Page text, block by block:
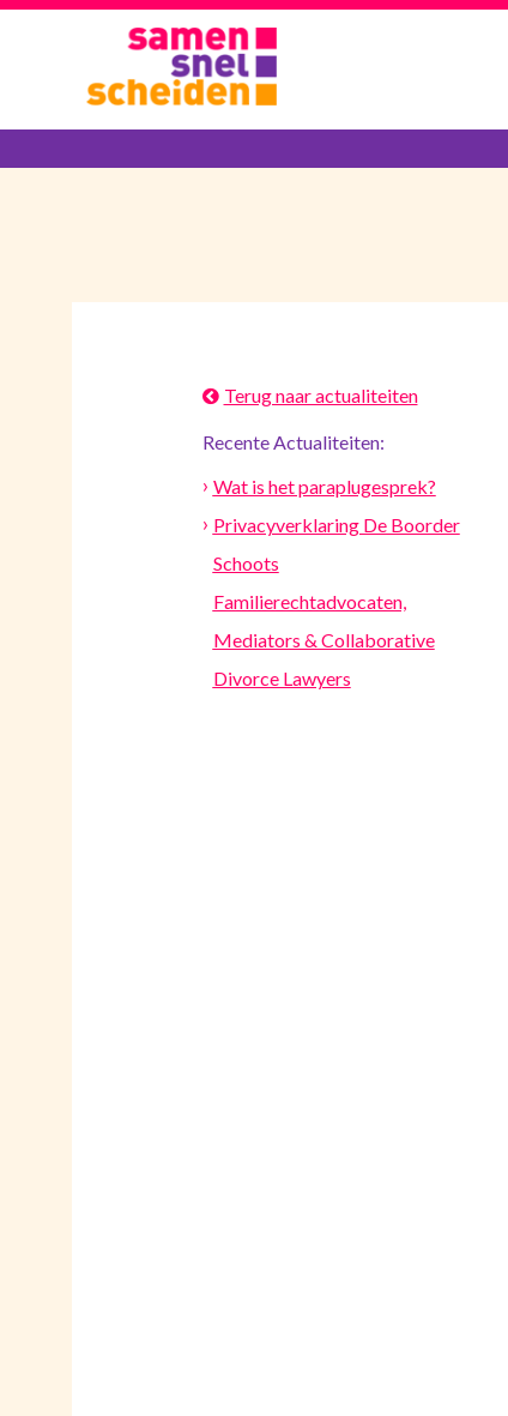
Terug naar actualiteiten
Recente Actualiteiten:
Wat is het paraplugesprek?
Privacyverklaring De Boorder
Schoots
Familierechtadvocaten,
Mediators & Collaborative
Divorce Lawyers